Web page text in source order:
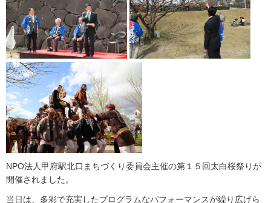
NPO法人甲府駅北口まちづくり委員会主催の第１５回太白桜祭りが
開催されました。
当日は、多彩で充実したプログラムなパフォーマンスが繰り広げら